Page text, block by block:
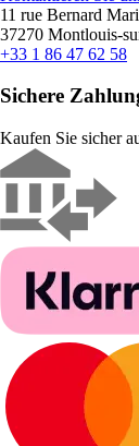
11 rue Bernard
37270 Montlouis-
+33 1 86 47 62 58
Sichere
Kaufen Sie sicher